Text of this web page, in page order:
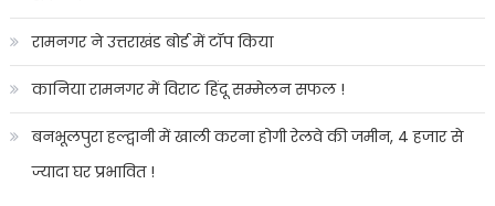
रामनगर ने उत्तराखंड बोर्ड में टॉप किया
कानिया रामनगर में विराट हिंदू सम्मेलन सफल !
बनभूलपुरा हल्द्वानी में खाली करना होगी रेलवे की जमीन, 4 हजार से
ज्यादा घर प्रभावित !